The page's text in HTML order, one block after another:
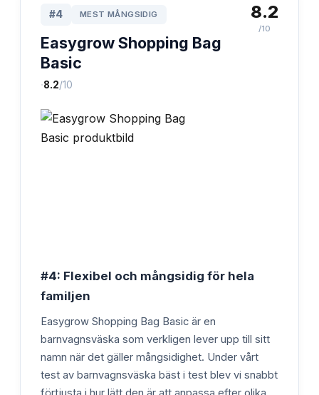
#4 MEST MÅNGSIDIG
Easygrow Shopping Bag
Basic
·8.2/10
8.2
/10
#4: Flexibel och mångsidig för hela
familjen
Easygrow Shopping Bag Basic är en
barnvagnsväska som verkligen lever upp till sitt
namn när det gäller mångsidighet. Under vårt
test av barnvagnsväska bäst i test blev vi snabbt